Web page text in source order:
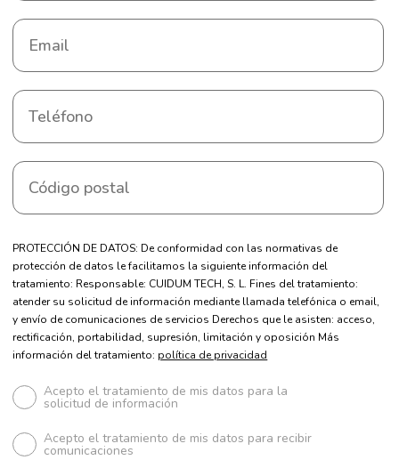
PROTECCIÓN DE DATOS: De conformidad con las normativas de
protección de datos le facilitamos la siguiente información del
tratamiento: Responsable: CUIDUM TECH, S. L. Fines del tratamiento:
atender su solicitud de información mediante llamada telefónica o email,
y envío de comunicaciones de servicios Derechos que le asisten: acceso,
rectificación, portabilidad, supresión, limitación y oposición Más
información del tratamiento: política de privacidad
Acepto el tratamiento de mis datos para la
solicitud de información
Acepto el tratamiento de mis datos para recibir
comunicaciones